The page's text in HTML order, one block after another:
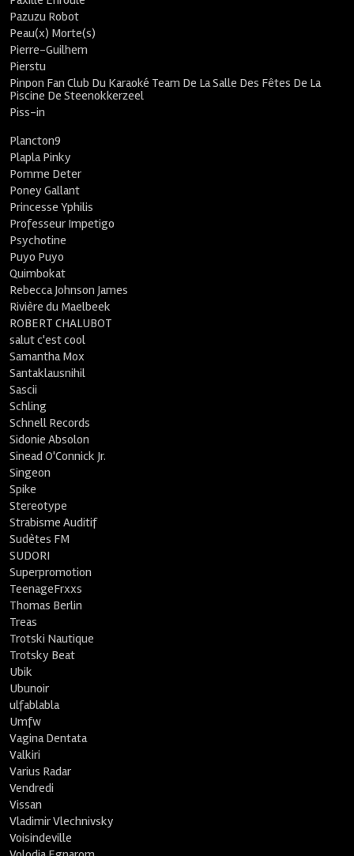
Pazuzu Robot
Peau(x) Morte(s)
Pierre-Guilhem
Pierstu
Pinpon Fan Club Du Karaoké Team De La Salle Des Fêtes De La
Piscine De Steenokkerzeel
Piss-in
Plancton9
Plapla Pinky
Pomme Deter
Poney Gallant
Princesse Yphilis
Professeur Impetigo
Psychotine
Puyo Puyo
Quimbokat
Rebecca Johnson James
Rivière du Maelbeek
ROBERT CHALUBOT
salut c'est cool
Samantha Mox
Santaklausnihil
Sascii
Schling
Schnell Records
Sidonie Absolon
Sinead O'Connick Jr.
Singeon
Spike
Stereotype
Strabisme Auditif
Sudètes FM
SUDORI
Superpromotion
TeenageFrxxs
Thomas Berlin
Treas
Trotski Nautique
Trotsky Beat
Ubik
Ubunoir
ulfablabla
Umfw
Vagina Dentata
Valkiri
Varius Radar
Vendredi
Vissan
Vladimir Vlechnivsky
Voisindeville